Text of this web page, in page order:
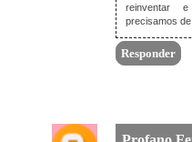
reinventar
precisamos
Responder